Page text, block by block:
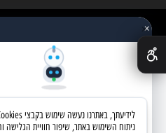
✕×
שאלו את העוזר החכם
מחפשים מוצר? אני כאן כדי לעזור
ניתוח השימוש באתר, שיפור חוויית